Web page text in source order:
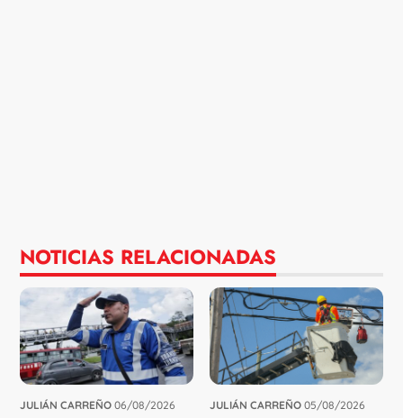
NOTICIAS RELACIONADAS
JULIÁN CARREÑO 06/08/2026 JULIÁN CARREÑO 05/08/2026